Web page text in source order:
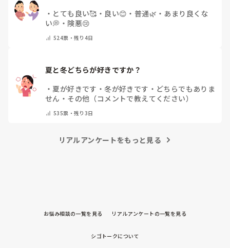
・ とても良い🥰 ・ 良い😊 ・ 普通🌿 ・ あまり良くな
い💭 ・ 険悪😢
524票・残り4日
夏と冬どちらが好きですか？
・ 夏が好きです ・冬が好きです ・ どちらでもありま
せん ・ その他（コメントで教えてください）
535票・残り3日
リアルアンケートをもっと見る
お悩み相談の一覧を見る リアルアンケートの一覧を見る
シゴトークについて